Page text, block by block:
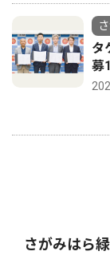
タ
募
さがみはら